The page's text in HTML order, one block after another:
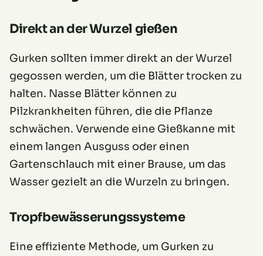
Direkt an der Wurzel gießen
Gurken sollten immer direkt an der Wurzel
gegossen werden, um die Blätter trocken zu
halten. Nasse Blätter können zu
Pilzkrankheiten führen, die die Pflanze
schwächen. Verwende eine Gießkanne mit
einem langen Ausguss oder einen
Gartenschlauch mit einer Brause, um das
Wasser gezielt an die Wurzeln zu bringen.
Tropfbewässerungssysteme
Eine effiziente Methode, um Gurken zu